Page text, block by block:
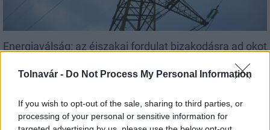
Tolnavár - Do Not Process My Personal Information
If you wish to opt-out of the sale, sharing to third parties, or
processing of your personal or sensitive information for
Energiaválság: az éjszakai fordulat bizakodásra ad okot